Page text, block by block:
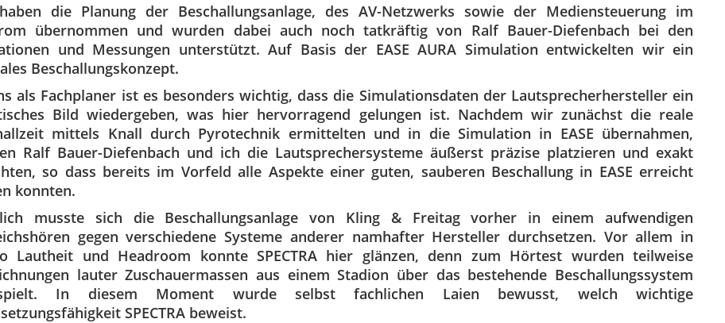
die Planung der Beschallungsanlage, des AV-Netzwerks sowie der Mediensteuerung im
übernommen und wurden dabei auch noch tatkräftig von Ralf Bauer-Diefenbach bei den
und Messungen unterstützt. Auf Basis der EASE AURA Simulation entwickelten wir ein
Beschallungskonzept.
als Fachplaner ist es besonders wichtig, dass die Simulationsdaten der Lautsprecherhersteller ein
Bild wiedergeben, was hier hervorragend gelungen ist. Nachdem wir zunächst die reale
mittels Knall durch Pyrotechnik ermittelten und in die Simulation in EASE übernahmen,
Ralf Bauer-Diefenbach und ich die Lautsprechersysteme äußerst präzise platzieren und exakt
so dass bereits im Vorfeld alle Aspekte einer guten, sauberen Beschallung in EASE erreicht
konnten.
musste sich die Beschallungsanlage von Kling & Freitag vorher in einem aufwendigen
gegen verschiedene Systeme anderer namhafter Hersteller durchsetzen. Vor allem in
Lautheit und Headroom konnte SPECTRA hier glänzen, denn zum Hörtest wurden teilweise
lauter Zuschauermassen aus einem Stadion über das bestehende Beschallungssystem
In diesem Moment wurde selbst fachlichen Laien bewusst, welch wichtige
SPECTRA beweist.